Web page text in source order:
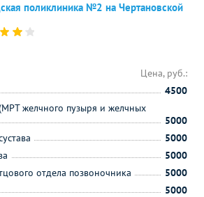
поликлиника №2 на Чертановской
Цена, руб.:
4500
желчного пузыря и желчных
5000
5000
5000
отдела позвоночника
5000
5000